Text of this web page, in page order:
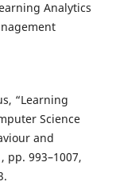
Analytics
“Learning
Science
and
pp. 993–1007,